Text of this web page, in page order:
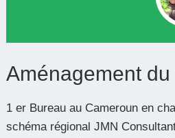
Aménagement
1 er Bureau au Cameroun en
schéma régional JMN